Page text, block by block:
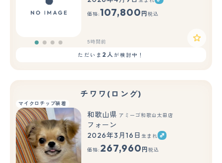
価格:107,800 円 税込
5時間前
ただいま 2人が検討中！
チワワ(ロング)
マイクロチップ装着
和歌山県 アミーゴ和歌山太田店
フォーン
2026年3月16日 生まれ
価格: 267,960 円 税込